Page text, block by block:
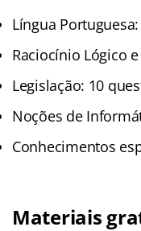
Língua
Raciocínio Lógico
Legislação: 10
Noções de
Conhecimentos
Materiais